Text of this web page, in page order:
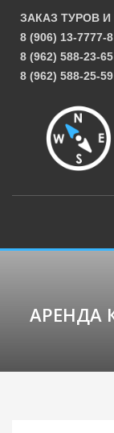
ЗАКАЗ ТУРОВ
8 (906) 13-7777-
8 (962) 588-23-65
8 (962) 588-25-59
АРЕНДА